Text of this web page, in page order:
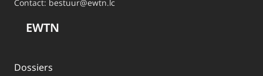
Contact: bestuur@ewtn.lc
EWTN
Dossiers